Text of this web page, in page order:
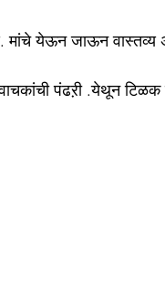
मांचे येऊन जाऊन वास्तव्य
पंढऱी .येथून टिळक